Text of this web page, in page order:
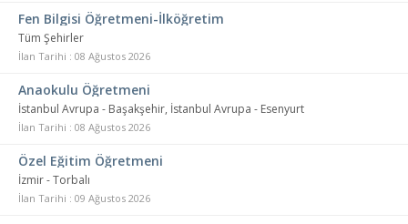
Fen Bilgisi Öğretmeni-İlköğretim
Tüm Şehirler
İlan Tarihi : 08 Ağustos 2026
Anaokulu Öğretmeni
İstanbul Avrupa - Başakşehir, İstanbul Avrupa - Esenyurt
İlan Tarihi : 08 Ağustos 2026
Özel Eğitim Öğretmeni
İzmir - Torbalı
İlan Tarihi : 09 Ağustos 2026